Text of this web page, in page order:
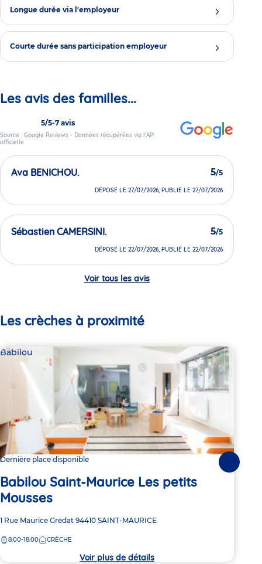
Longue durée via l'employeur
Courte durée sans participation employeur
Les avis des familles...
5/5-7 avis
Source : Google Reviews - Données récupérées via l’API
officielle
Ava BENICHOU. 5/5
DÉPOSÉ LE 27/07/2026, PUBLIÉ LE 27/07/2026
Sébastien CAMERSINI. 5/5
DÉPOSÉ LE 22/07/2026, PUBLIÉ LE 22/07/2026
Voir tous les avis
Les crèches à proximité
Babilou
Dernière place disponible
Babilou Saint-Maurice Les petits
Mousses
Adresse
la
1 Rue Maurice Gredat 94410 SAINT-MAURICE
8:00-18:00 CRÈCHE
Voir plus de détails